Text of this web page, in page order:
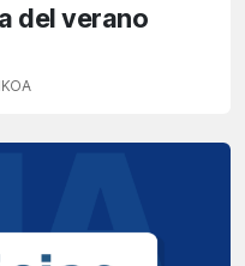
del verano